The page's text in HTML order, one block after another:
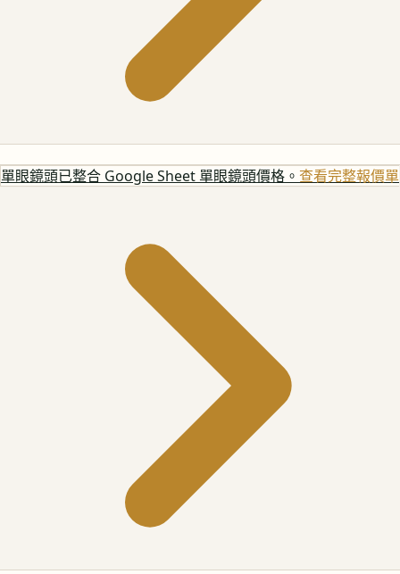
單眼鏡頭已整合 Google Sheet 單眼鏡頭價格。 查看完整報價單